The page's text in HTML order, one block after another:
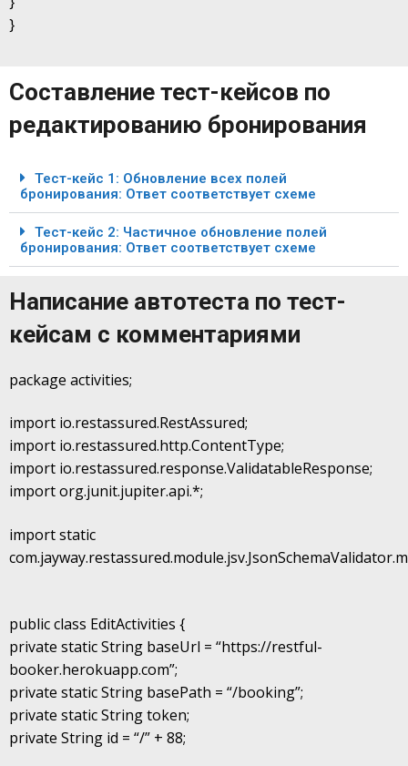
}
Составление тест-кейсов по
редактированию бронирования
Тест-кейс 1: Обновление всех полей
бронирования: Ответ соответствует схеме
Тест-кейс 2: Частичное обновление полей
бронирования: Ответ соответствует схеме
Написание автотеста по тест-
кейсам с комментариями
package activities;
import io.restassured.RestAssured;
import io.restassured.http.ContentType;
import io.restassured.response.ValidatableResponse;
import org.junit.jupiter.api.*;
import static
public class EditActivities {
private static String baseUrl = “https://restful-
booker.herokuapp.com”;
private static String basePath = “/booking”;
private static String token;
private String id = “/” + 88;